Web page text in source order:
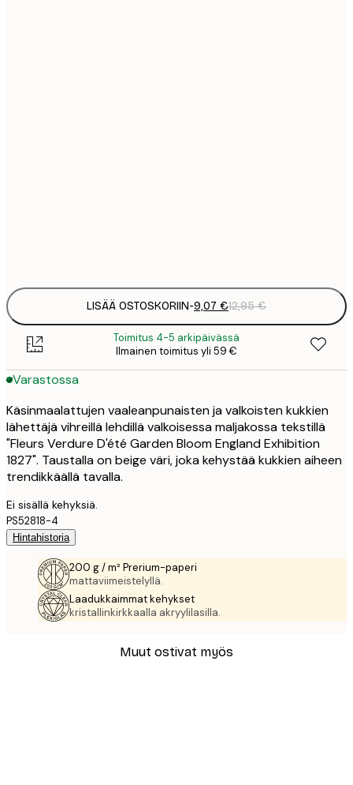
LISÄÄ OSTOSKORIIN-9,07 €12,95 €
Toimitus 4-5 arkipäivässä
Ilmainen toimitus yli 59 €
Varastossa
Käsinmaalattujen vaaleanpunaisten ja valkoisten kukkien
lähettäjä vihreillä lehdillä valkoisessa maljakossa tekstillä
"Fleurs Verdure D'été Garden Bloom England Exhibition
1827". Taustalla on beige väri, joka kehystää kukkien aiheen
trendikkäällä tavalla.
Ei sisällä kehyksiä.
PS52818-4
Hintahistoria
200 g / m² Prerium-paperi
mattaviimeistelyllä.
Laadukkaimmat kehykset
kristallinkirkkaalla akryylilasilla.
Muut ostivat myös